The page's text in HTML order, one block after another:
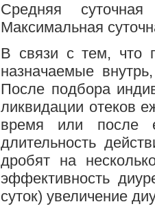
Средняя
Максимальная
В связи с тем, что
назначаемые
После подбора
ликвидации отеков
время или после
длительность
дробят на
эффективность
суток) увеличение